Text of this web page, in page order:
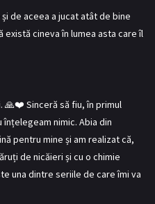
de aceea a jucat atât de bine
există cineva în lumea asta care îl
🙏❤️ Sinceră să fiu, în primul
nimic. Abia din
pentru mine și am realizat că,
de nicăieri și cu o chimie
una dintre seriile de care îmi va